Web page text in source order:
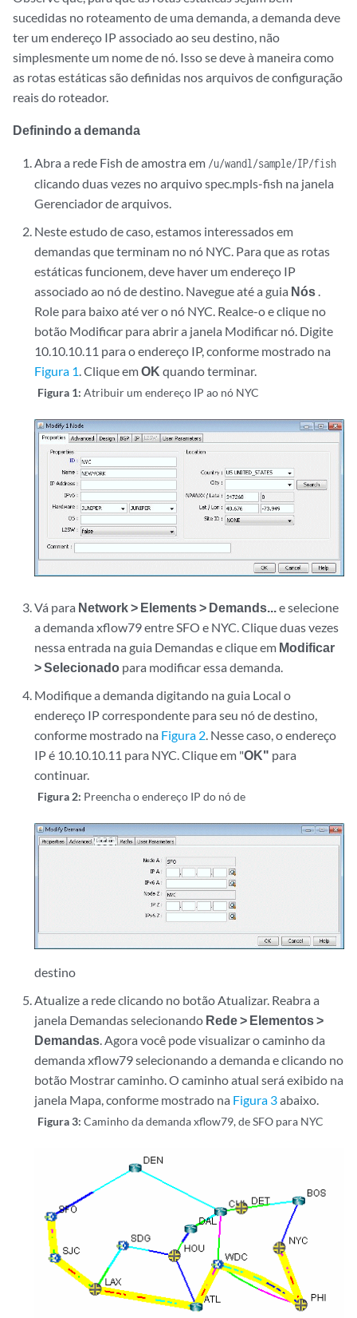
sucedidas no roteamento de uma demanda, a demanda deve
ter um endereço IP associado ao seu destino, não
simplesmente um nome de nó. Isso se deve à maneira como
as rotas estáticas são definidas nos arquivos de configuração
reais do roteador.
Definindo a demanda
Abra a rede Fish de amostra em /u/wandl/sample/IP/fish
clicando duas vezes no arquivo spec.mpls-fish na janela
Gerenciador de arquivos.
Neste estudo de caso, estamos interessados em
demandas que terminam no nó NYC. Para que as rotas
estáticas funcionem, deve haver um endereço IP
associado ao nó de destino. Navegue até a guia Nós .
Role para baixo até ver o nó NYC. Realce-o e clique no
botão Modificar para abrir a janela Modificar nó. Digite
10.10.10.11 para o endereço IP, conforme mostrado na
Figura 1. Clique emOK quando terminar.
Figura 1:Atribuir um endereço IP ao nó NYC
Vá para Network > Elements > Demands...e selecione
a demanda xflow79 entre SFO e NYC. Clique duas vezes
nessa entrada na guia Demandas e clique em Modificar
> Selecionado para modificar essa demanda.
Modifique a demanda digitando na guia Local o
endereço IP correspondente para seu nó de destino,
conforme mostrado na Figura 2. Nesse caso, o endereço
IP é 10.10.10.11 para NYC. Clique em "OK" para
continuar.
Figura 2: Preencha o endereço IP do nó de
destino
Atualize a rede clicando no botão Atualizar. Reabra a
janela Demandas selecionando Rede > Elementos >
Demandas . Agora você pode visualizar o caminho da
demanda xflow79 selecionando a demanda e clicando no
botão Mostrar caminho. O caminho atual será exibido na
janela Mapa, conforme mostrado na Figura 3abaixo.
Figura 3:Caminho da demanda xflow79, de SFO para NYC